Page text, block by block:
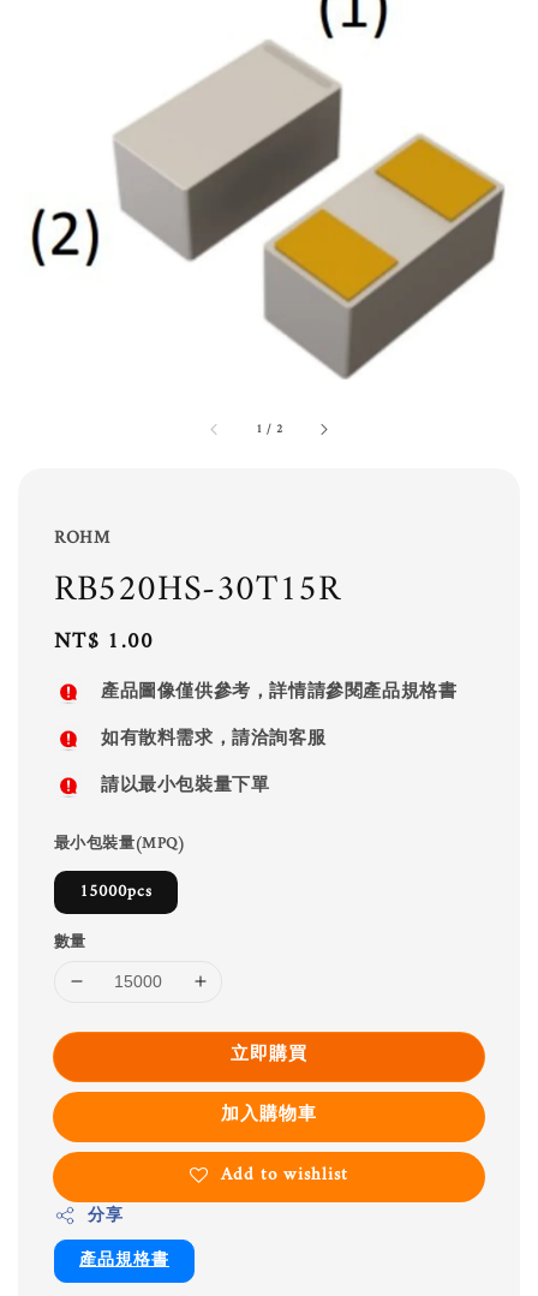
1 / 2
ROHM
RB520HS-30T15R
Regular
price
NT$ 1.00
產品圖像僅供參考，詳情請參閱產品規格書
如有散料需求，請洽詢客服
請以最小包裝量下單
最小包裝量(MPQ)
15000pcs
數量
立即購買
加入購物車
Add to wishlist
分享
產品規格書